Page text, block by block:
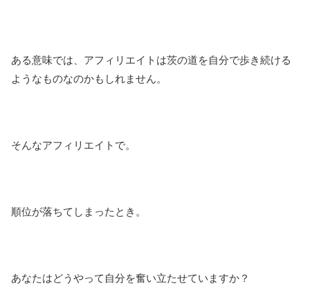
ある意味では、アフィリエイトは茨の道を自分で歩き続ける
ようなものなのかもしれません。
そんなアフィリエイトで。
順位が落ちてしまったとき。
あなたはどうやって自分を奮い立たせていますか？